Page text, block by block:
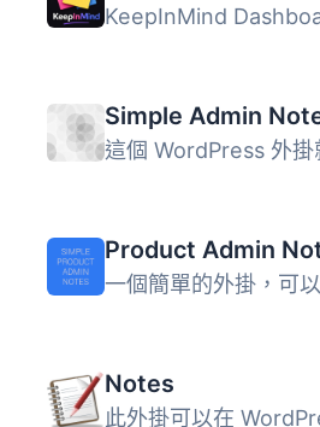
Simple Admin
Product Admin
Notes